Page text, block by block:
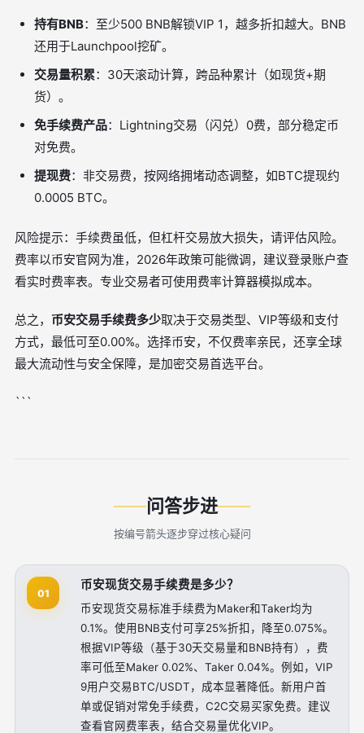
持有BNB：至少500 BNB解锁VIP 1，越多折扣越大。BNB
还用于Launchpool挖矿。
交易量积累：30天滚动计算，跨品种累计（如现货+期
货）。
免手续费产品：Lightning交易（闪兑）0费，部分稳定币
对免费。
提现费：非交易费，按网络拥堵动态调整，如BTC提现约
0.0005 BTC。
风险提示：手续费虽低，但杠杆交易放大损失，请评估风险。
费率以币安官网为准，2026年政策可能微调，建议登录账户查
看实时费率表。专业交易者可使用费率计算器模拟成本。
总之， 币安交易手续费多少取决于交易类型、VIP等级和支付
方式，最低可至0.00%。选择币安，不仅费率亲民，还享全球
最大流动性与安全保障，是加密交易首选平台。
```
问答步进
按编号箭头逐步穿过核心疑问
01
币安现货交易手续费是多少？
币安现货交易标准手续费为Maker和Taker均为
0.1%。使用BNB支付可享25%折扣，降至0.075%。
根据VIP等级（基于30天交易量和BNB持有），费
率可低至Maker 0.02%、Taker 0.04%。例如，VIP
9用户交易BTC/USDT，成本显著降低。新用户首
单或促销对常免手续费，C2C交易买家免费。建议
查看官网费率表，结合交易量优化VIP。